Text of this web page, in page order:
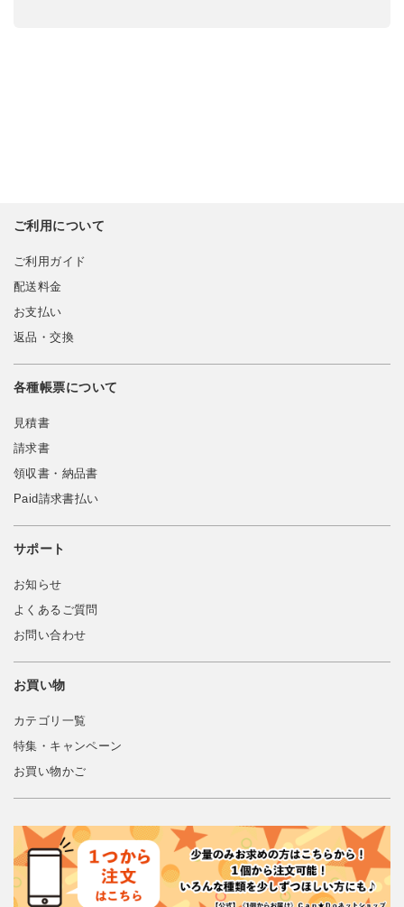
ご利用について
ご利用ガイド
配送料金
お支払い
返品・交換
各種帳票について
見積書
請求書
領収書・納品書
Paid請求書払い
サポート
お知らせ
よくあるご質問
お問い合わせ
お買い物
カテゴリ一覧
特集・キャンペーン
お買い物かご